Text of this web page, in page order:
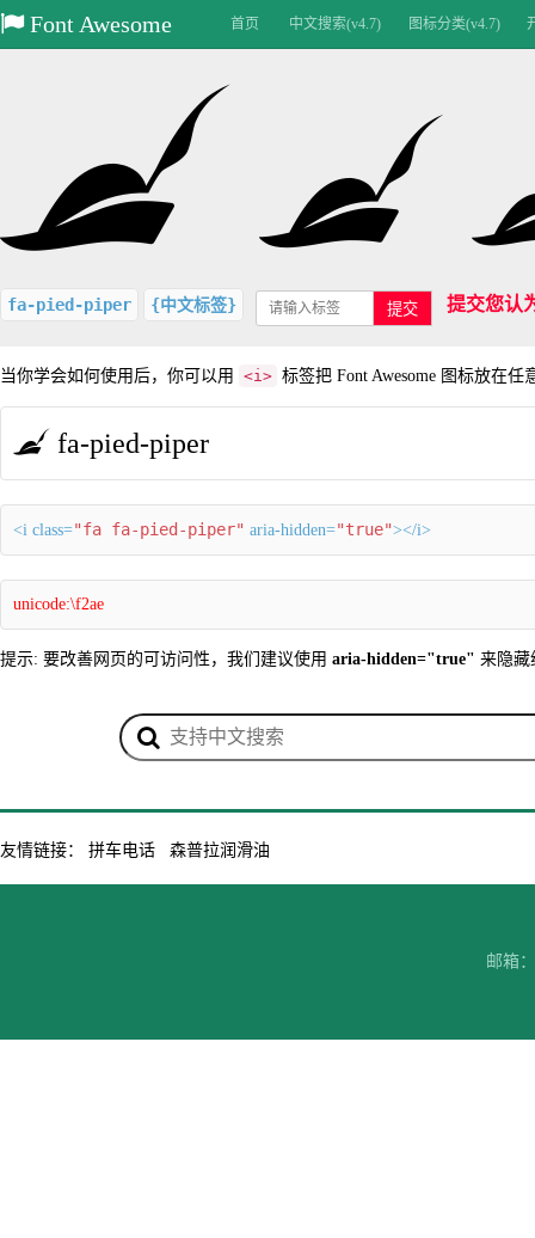
Font Awesome 首页 中文搜索(v4.7) 图标分类(v4.7)
fa-pied-piper {中文标签} 提交 提交您认
当你学会如何使用后，你可以用 <i> 标签把 Font Awesome 图标放在任
fa-pied-piper
<i class="fa fa-pied-piper" aria-hidden="true"></i>
unicode:\f2ae
提示: 要改善网页的可访问性，我们建议使用 aria-hidden="true" 来隐藏
友情链接： 拼车电话 森普拉润滑油
邮箱